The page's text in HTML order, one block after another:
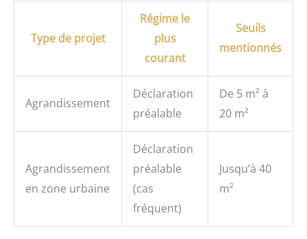
Type de projet
Régime le
plus
courant
Seuils
mentionnés
Agrandissement
Déclaration
préalable
De 5 m² à
20 m²
Agrandissement
en zone urbaine
Déclaration
préalable
(cas
fréquent)
Jusqu’à 40
m²